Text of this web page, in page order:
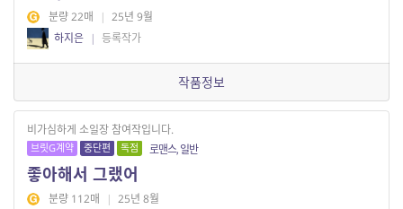
분량 22매 | 25년 9월
하지은 | 등록작가
작품정보
비가심하게 소일장 참여작입니다.
브릿G계약 중단편 독점 로맨스, 일반
좋아해서 그랬어
분량 112매 | 25년 8월